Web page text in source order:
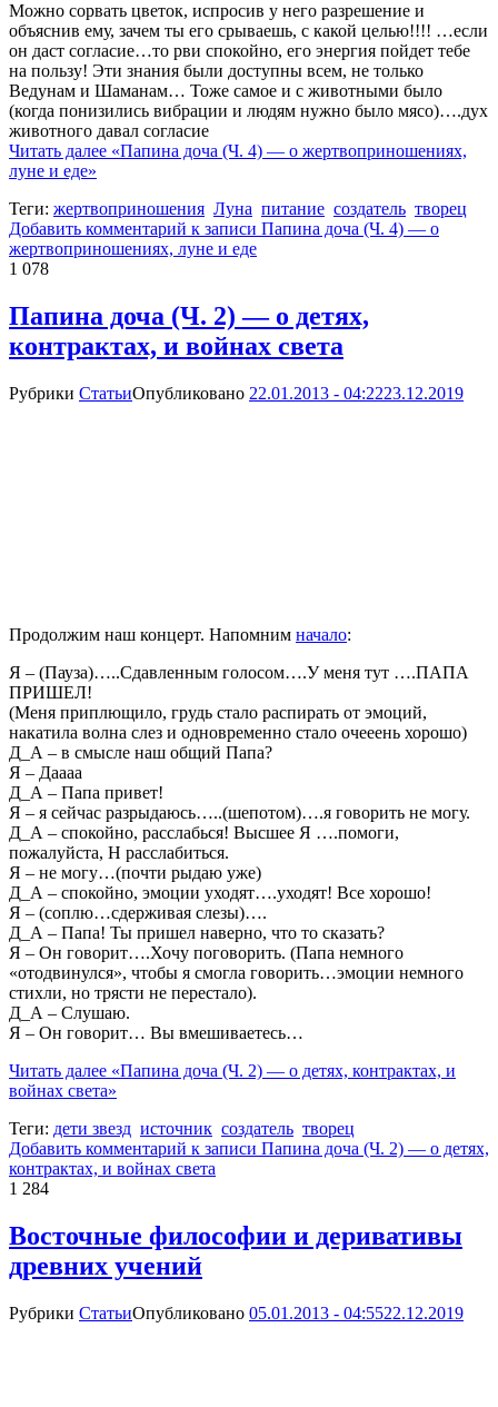
Можно сорвать цветок, испросив у него разрешение и
объяснив ему, зачем ты его срываешь, с какой целью!!!! …если
он даст согласие…то рви спокойно, его энергия пойдет тебе
на пользу! Эти знания были доступны всем, не только
Ведунам и Шаманам… Тоже самое и с животными было
(когда понизились вибрации и людям нужно было мясо)….дух
животного давал согласие
Читать далее «Папина доча (Ч. 4) — о жертвоприношениях,
луне и еде»
Теги: жертвоприношения Луна питание создатель творец
Добавить комментарий к записи Папина доча (Ч. 4) — о
жертвоприношениях, луне и еде
1 078
Папина доча (Ч. 2) — о детях,
контрактах, и войнах света
Рубрики СтатьиОпубликовано 22.01.2013 - 04:2223.12.2019
Продолжим наш концерт. Напомним начало:
Я – (Пауза)…..Сдавленным голосом….У меня тут ….ПАПА
ПРИШЕЛ!
(Меня приплющило, грудь стало распирать от эмоций,
накатила волна слез и одновременно стало очееень хорошо)
Д_А – в смысле наш общий Папа?
Я – Даааа
Д_А – Папа привет!
Я – я сейчас разрыдаюсь…..(шепотом)….я говорить не могу.
Д_А – спокойно, расслабься! Высшее Я ….помоги,
пожалуйста, Н расслабиться.
Я – не могу…(почти рыдаю уже)
Д_А – спокойно, эмоции уходят….уходят! Все хорошо!
Я – (соплю…сдерживая слезы)….
Д_А – Папа! Ты пришел наверно, что то сказать?
Я – Он говорит….Хочу поговорить. (Папа немного
«отодвинулся», чтобы я смогла говорить…эмоции немного
стихли, но трясти не перестало).
Д_А – Слушаю.
Я – Он говорит… Вы вмешиваетесь…
Читать далее «Папина доча (Ч. 2) — о детях, контрактах, и
войнах света»
Теги: дети звезд источник создатель творец
Добавить комментарий к записи Папина доча (Ч. 2) — о детях,
контрактах, и войнах света
1 284
Восточные философии и деривативы
древних учений
Рубрики СтатьиОпубликовано 05.01.2013 - 04:5522.12.2019